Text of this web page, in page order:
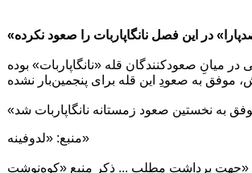
میانِ صعودکنندگان قله «نانگاپاربات» بوده
منبع: «لدوفینه»
جهت برداشت مطلب ... ذکر منبع «کوه‌نوشت»